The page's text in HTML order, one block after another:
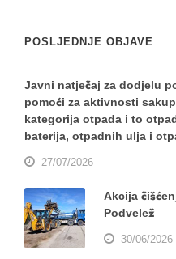
POSLJEDNJE OBJAVE
Javni natječaj za dodjelu
pomoći za aktivnosti
kategorija otpada i to
baterija, otpadnih ulja i
27/07/2026
Akcija
Podvelež
30/06/2026